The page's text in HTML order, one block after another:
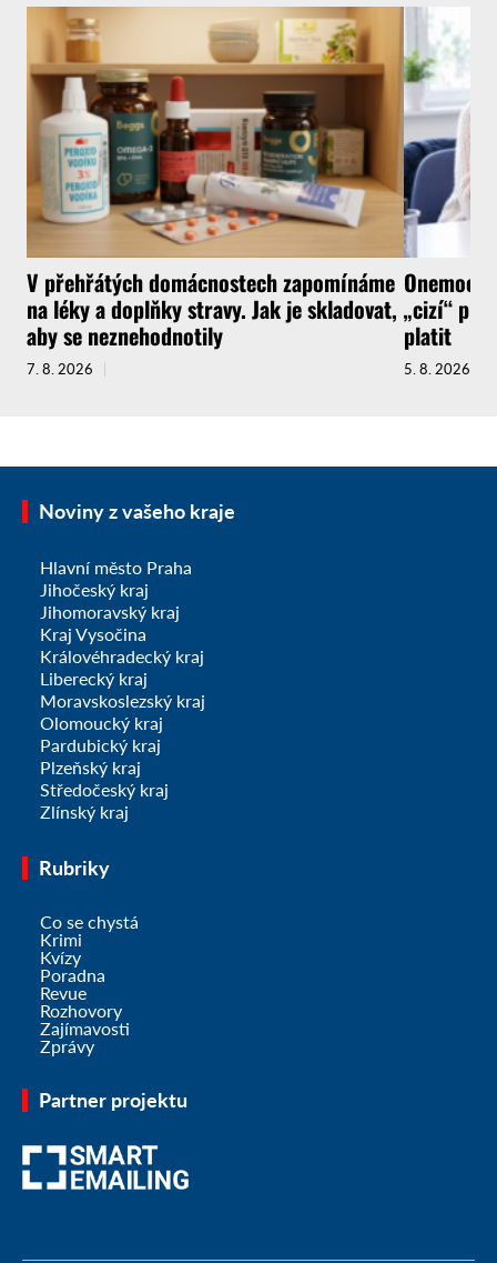
V přehřátých domácnostech zapomínáme
na léky a doplňky stravy. Jak je skladovat,
aby se neznehodnotily
7. 8. 2026
„cizí“
platit
5. 8. 2026
Noviny z vašeho kraje
Hlavní město Praha
Jihočeský kraj
Jihomoravský kraj
Kraj Vysočina
Královéhradecký kraj
Liberecký kraj
Moravskoslezský kraj
Olomoucký kraj
Pardubický kraj
Plzeňský kraj
Středočeský kraj
Zlínský kraj
Rubriky
Co se chystá
Krimi
Kvízy
Poradna
Revue
Rozhovory
Zajímavosti
Zprávy
Partner projektu